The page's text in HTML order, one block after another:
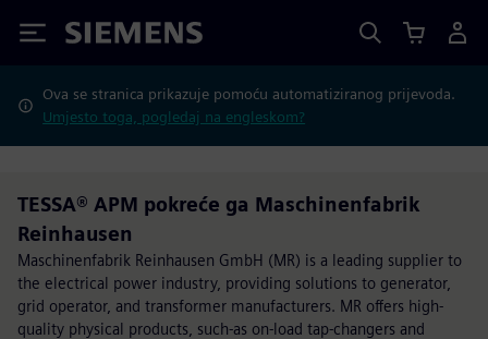
Siemens
Ova se stranica prikazuje pomoću automatiziranog prijevoda.
Umjesto toga, pogledaj na engleskom?
TESSA® APM pokreće ga Maschinenfabrik
Reinhausen
Maschinenfabrik Reinhausen GmbH (MR) is a leading supplier to
the electrical power industry, providing solutions to generator,
grid operator, and transformer manufacturers. MR offers high-
quality physical products, such-as on-load tap-changers and